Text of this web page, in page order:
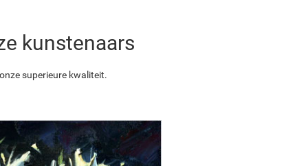
kunstenaars
superieure kwaliteit.